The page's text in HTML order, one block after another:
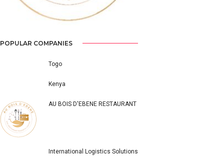
Previous
POPULAR COMPANIES
Togo